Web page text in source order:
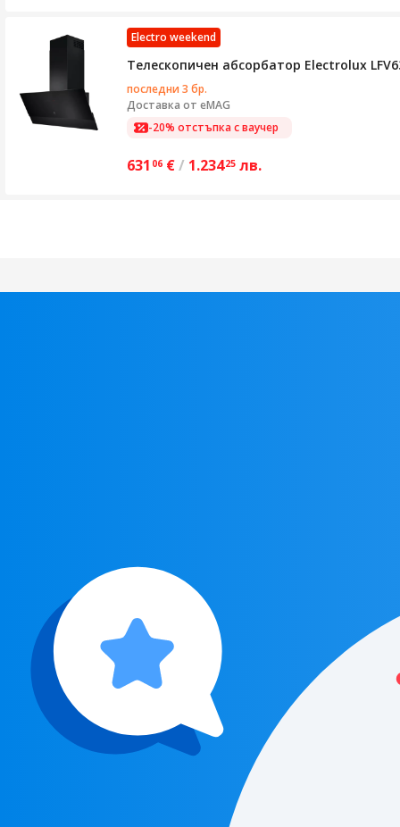
Electro weekend
Телескопичен абсорбатор Electrolux
последни 3 бр.
Доставка от eMAG
-20% отстъпка с ваучер
631 06 €/ 1.23425 лв.